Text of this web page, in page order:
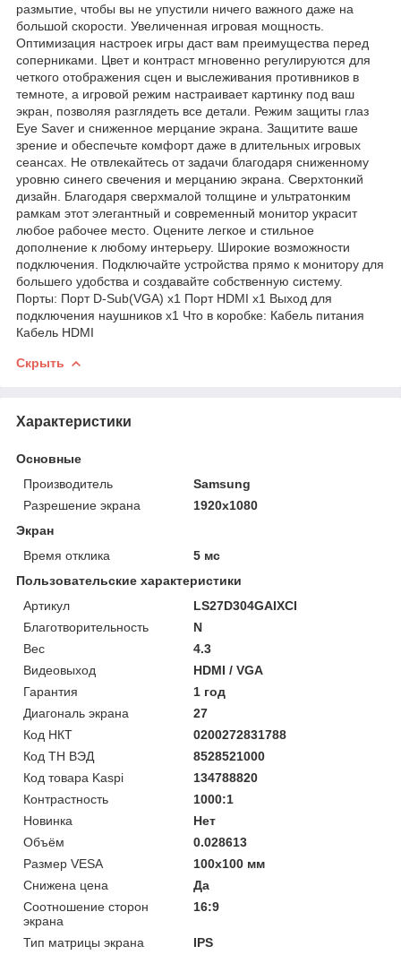
размытие, чтобы вы не упустили ничего важного даже на
большой скорости. Увеличенная игровая мощность.
Оптимизация настроек игры даст вам преимущества перед
соперниками. Цвет и контраст мгновенно регулируются для
четкого отображения сцен и выслеживания противников в
темноте, а игровой режим настраивает картинку под ваш
экран, позволяя разглядеть все детали. Режим защиты глаз
Eye Saver и сниженное мерцание экрана. Защитите ваше
зрение и обеспечьте комфорт даже в длительных игровых
сеансах. Не отвлекайтесь от задачи благодаря сниженному
уровню синего свечения и мерцанию экрана. Сверхтонкий
дизайн. Благодаря сверхмалой толщине и ультратонким
рамкам этот элегантный и современный монитор украсит
любое рабочее место. Оцените легкое и стильное
дополнение к любому интерьеру. Широкие возможности
подключения. Подключайте устройства прямо к монитору для
большего удобства и создавайте собственную систему.
Порты: Порт D-Sub(VGA) x1 Порт HDMI x1 Выход для
подключения наушников x1 Что в коробке: Кабель питания
Кабель HDMI
Скрыть
Характеристики
Основные
Производитель
Samsung
Разрешение экрана
1920x1080
Экран
Время отклика
5 мс
Пользовательские характеристики
Артикул
LS27D304GAIXCI
Благотворительность
N
Вес
4.3
Видеовыход
HDMI / VGA
Гарантия
1 год
Диагональ экрана
27
Код НКТ
0200272831788
Код ТН ВЭД
8528521000
Код товара Kaspi
134788820
Контрастность
1000:1
Новинка
Нет
Объём
0.028613
Размер VESA
100x100 мм
Снижена цена
Да
Соотношение сторон
экрана
16:9
Тип матрицы экрана
IPS